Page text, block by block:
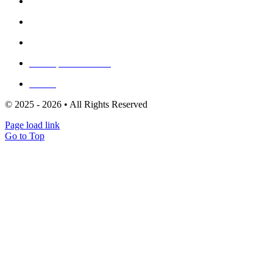
© 2025 - 2026 • All Rights Reserved
Page load link
Go to Top